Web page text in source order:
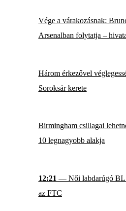
Vége a várakozásnak:
Arsenalban folytatja –
Három érkezővel
Soroksár kerete
Birmingham csillagai
10 legnagyobb alakja
12:21 — Női labdarúgó
az FTC